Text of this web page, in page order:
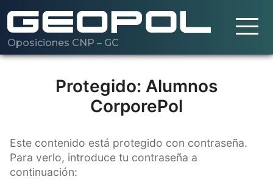
Saltar al contenido principal
Oposiciones CNP – GC
Cargando…